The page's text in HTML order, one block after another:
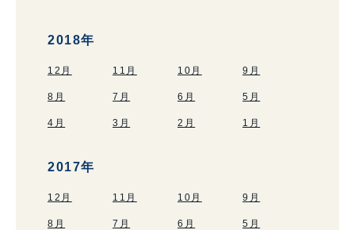
2018年
12月 11月 10月 9月
8月 7月 6月 5月
4月 3月 2月 1月
2017年
12月 11月 10月 9月
8月 7月 6月 5月